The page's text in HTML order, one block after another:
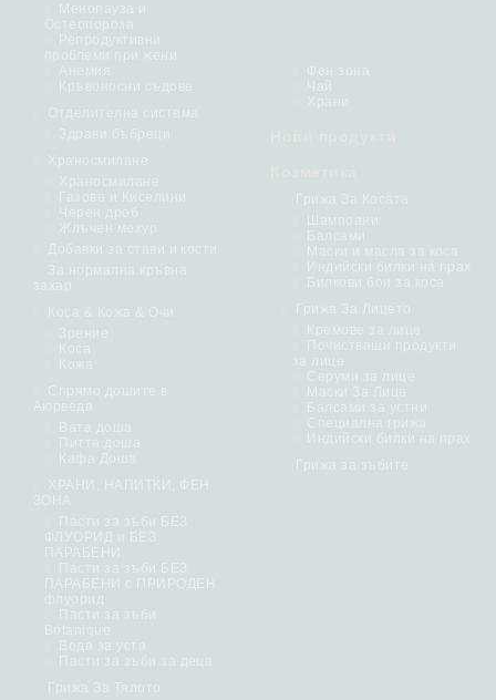
Менопауза и
Остеопороза
Репродуктивни
проблеми при жени
Анемия
Кръвоносни съдове
Отделителна система
Здрави бъбреци
Храносмилане
Храносмилане
Газове и Киселини
Черен дроб
Жлъчен мехур
Добавки за стави и кости
За нормална кръвна
захар
Коса & Кожа & Очи
Зрение
Коса
Кожа
Спрямо дошите в
Аюрведа
Вата доша
Питта доша
Кафа Доша
ХРАНИ, НАПИТКИ, ФЕН
ЗОНА
Фен зона
Чай
Храни
Грижа За Косата
Шампоани
Балсами
Маски и масла за коса
Индийски билки на прах
Билкови бои за коса
Грижа За Лицето
Кремове за лице
Почистващи продукти
за лице
Серуми за лице
Маски За Лице
Балсами за устни
Специална грижа
Индийски билки на прах
Грижа за зъбите
Пасти за зъби БЕЗ
ФЛУОРИД и БЕЗ
ПАРАБЕНИ
Пасти за зъби БЕЗ
ПАРАБЕНИ с ПРИРОДЕН
флуорид
Пасти за зъби
Botanique
Вода за уста
Пасти за зъби за деца
Грижа За Тялото